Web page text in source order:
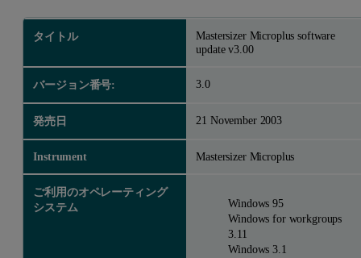
タイトル
Mastersizer Microplus software
update v3.00
バージョン番号: 3.0
発売日 21 November 2003
Instrument Mastersizer Microplus
ご利用のオペレーティング
システム
Windows 95
Windows for workgroups
3.11
Windows 3.1